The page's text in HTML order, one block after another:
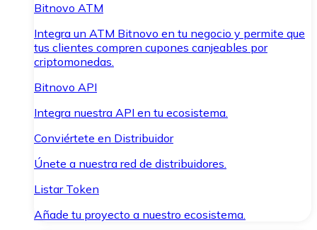
Bitnovo ATM
Integra un ATM Bitnovo en tu negocio y permite que
tus clientes compren cupones canjeables por
criptomonedas.
Bitnovo API
Integra nuestra API en tu ecosistema.
Conviértete en Distribuidor
Únete a nuestra red de distribuidores.
Listar Token
Añade tu proyecto a nuestro ecosistema.